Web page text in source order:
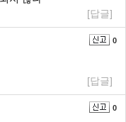
[답글]
0
[답글]
0